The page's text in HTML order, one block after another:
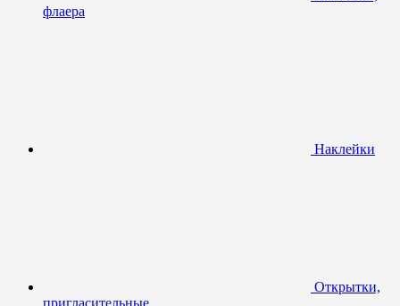
флаера
Наклейки
Открытки,
пригласительные